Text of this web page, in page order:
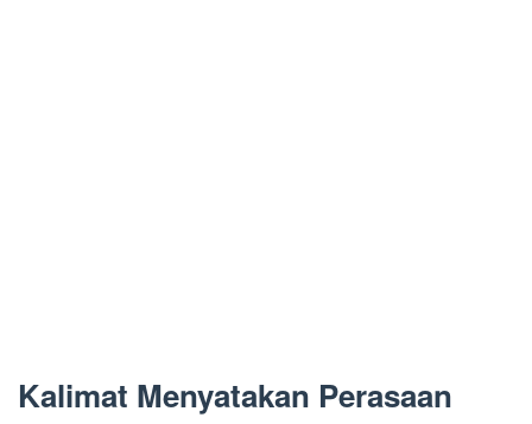
Kalimat Menyatakan Perasaan